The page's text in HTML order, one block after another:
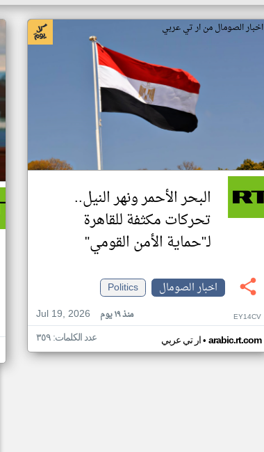
اخبار الصومال من ار تي عربي
البحر الأحمر ونهر النيل..
تحركات مكثفة للقاهرة
لـ"حماية الأمن القومي"
اخبار الصومال
Politics
Jul 19, 2026
منذ ١٩ يوم EY14CV
ار تي عربي• arabic.rt.com عدد الكلمات: ٣٥٩